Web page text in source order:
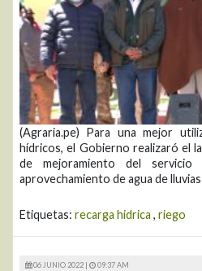
(Agraria.pe) Para una mejor
hídricos, el Gobierno realizaró el
de mejoramiento del
aprovechamiento de agua de
Etiquetas: recarga hidrica , riego
06 JUNIO 2022 | 09:37 AM